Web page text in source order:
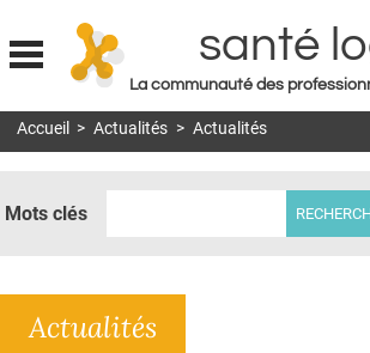
Jump to navigation
santé
La communauté des
MON COMPTE
DOSSIERS
Accueil > Actualités > Actualités
Mots clés
Actualités